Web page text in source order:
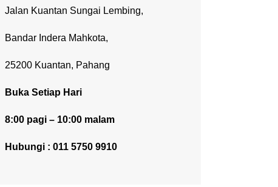
Jalan Kuantan Sungai Lembing,
Bandar Indera Mahkota,
25200 Kuantan, Pahang
Buka Setiap Hari
8:00 pagi – 10:00 malam
Hubungi : 011 5750 9910